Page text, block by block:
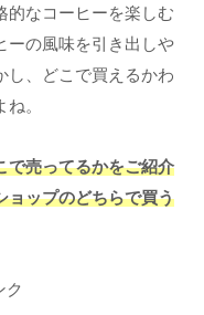
的なコーヒーを楽しむ
ーの風味を引き出しや
し、どこで買えるかわ
。
で売ってるかをご紹介
ョップのどちらで買う
ク